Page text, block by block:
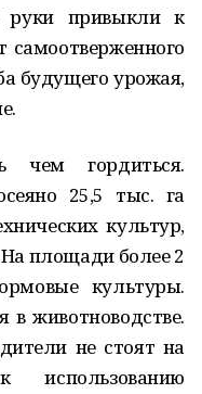
руки привыкли к
самоотверженного
будущего урожая,
чем гордиться.
25,5 тыс. га
культур,
площади более 2
культуры.
в животноводстве.
не стоят на